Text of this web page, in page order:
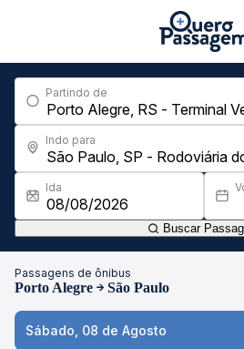
Partindo de
Indo para
Ida
Buscar
Passagens de ônibus
Porto Alegre São Paulo
Sábado, 08 de Agosto